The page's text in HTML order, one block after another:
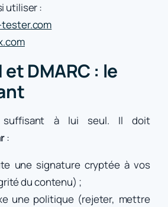
utiliser :
et DMARC : le
suffisant à lui seul. Il doit
:
une signature cryptée à vos
du contenu) ;
une politique (rejeter, mettre